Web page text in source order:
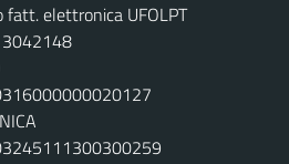
fatt. elettronica UFOLPT